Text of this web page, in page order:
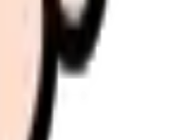
すくなります。